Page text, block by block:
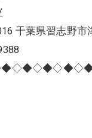
千葉県習志野市